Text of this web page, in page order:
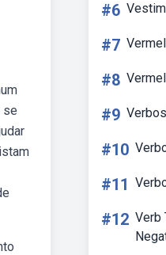
se
#6
#7
#8
#9
#10
#11
#12 Verb